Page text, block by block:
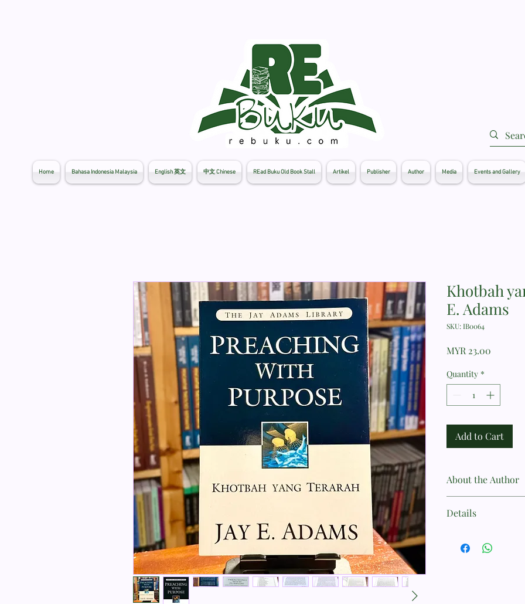
Home Bahasa Indonesia Malaysia English 英文 中文 Chinese REad Buku Old Book Stall Artikel Publisher Author Media Events and Gallery
Khotbah
E. Adams
SKU: IB0064
MYR 23.00
Quantity *
Add to Cart
About the Author
adalah seorang
merevolusi dunia
Details
Preaching With